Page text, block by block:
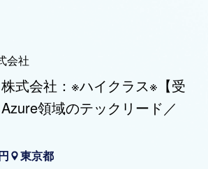
会社
式会社：※ハイクラス※【受
領域のテックリード／
東京都